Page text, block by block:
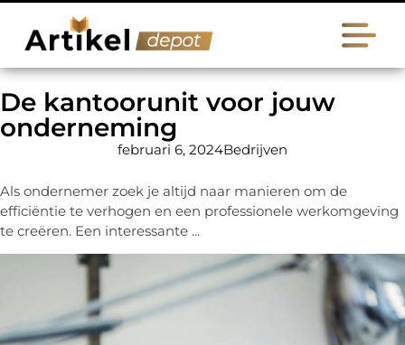
De kantoorunit voor jouw
onderneming
februari 6, 2024Bedrijven
Als ondernemer zoek je altijd naar manieren om de
efficiëntie te verhogen en een professionele werkomgeving
te creëren. Een interessante ...